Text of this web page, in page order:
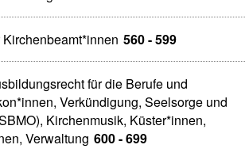
560 - 599
für die Berufe und
Verkündigung, Seelsorge und
Kirchenmusik, Küster*innen,
Verwaltung 600 - 699